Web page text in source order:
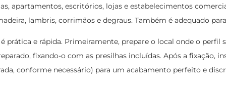
apartamentos, escritórios, lojas e estabelecimentos
lambris, corrimãos e degraus. Também é adequado
prática e rápida. Primeiramente, prepare o local onde o perfil
fixando-o com as presilhas incluídas. Após a fixação,
conforme necessário) para um acabamento perfeito e